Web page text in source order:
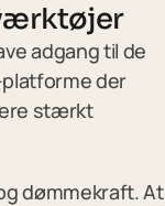
adgang til de
der
stærkt
dømmekraft. At